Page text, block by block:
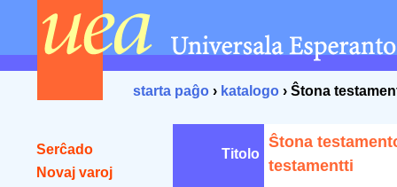
starta paĝo › katalogo › Ŝtona
Serĉado
Novaj varoj
Titolo
Ŝtona
testamentti